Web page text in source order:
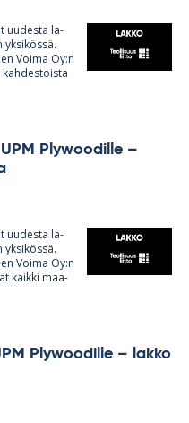
uu­desta la­
yk­si­kössä.
Voima Oy:n
Plywoo­dille –
uu­desta la­
yk­si­kössä.
Voima Oy:n
kaikki maa­
Plywoo­dille – lakko